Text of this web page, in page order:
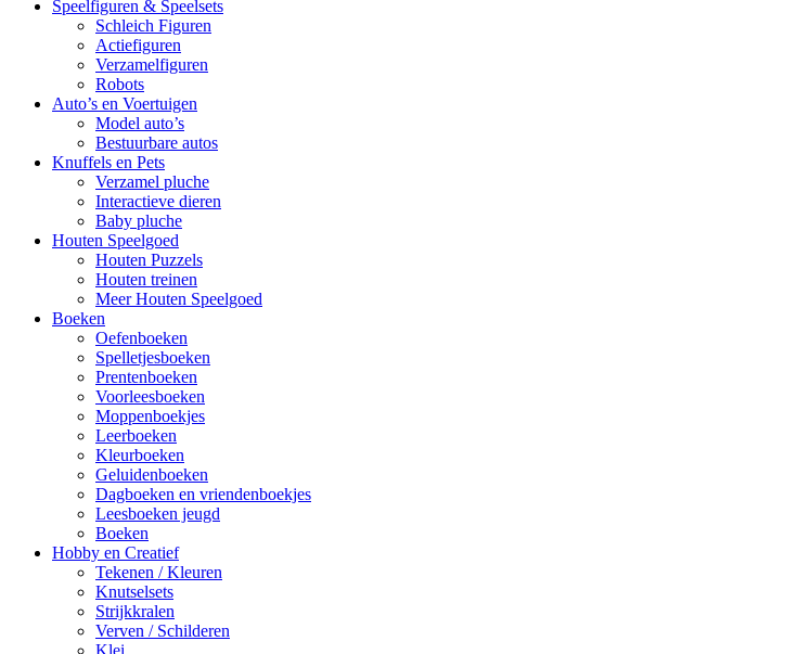
Speelfiguren & Speelsets
Schleich Figuren
Actiefiguren
Verzamelfiguren
Robots
Auto’s en Voertuigen
Model auto’s
Bestuurbare autos
Knuffels en Pets
Verzamel pluche
Interactieve dieren
Baby pluche
Houten Speelgoed
Houten Puzzels
Houten treinen
Meer Houten Speelgoed
Boeken
Oefenboeken
Spelletjesboeken
Prentenboeken
Voorleesboeken
Moppenboekjes
Leerboeken
Kleurboeken
Geluidenboeken
Dagboeken en vriendenboekjes
Leesboeken jeugd
Boeken
Hobby en Creatief
Tekenen / Kleuren
Knutselsets
Strijkkralen
Verven / Schilderen